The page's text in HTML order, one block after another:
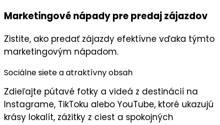
Marketingové nápady pre predaj zájazdov
Zistite, ako predať zájazdy efektívne vďaka týmto
marketingovým nápadom.
Sociálne siete a atraktívny obsah
Zdieľajte pútavé fotky a videá z destinácií na
Instagrame, TikToku alebo YouTube, ktoré ukazujú
krásy lokalít, zážitky z ciest a spokojných